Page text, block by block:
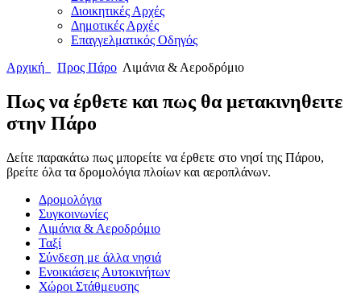
Διοικητικές Αρχές
Δημοτικές Αρχές
Επαγγελματικός Οδηγός
Αρχική
Προς Πάρο Λιμάνια & Αεροδρόμιο
Πως να έρθετε και πως θα μετακινηθειτε
στην Πάρο
Δείτε παρακάτω πως μπορείτε να έρθετε στο νησί της Πάρου,
βρείτε όλα τα δρομολόγια πλοίων και αεροπλάνων.
Δρομολόγια
Συγκοινωνίες
Λιμάνια & Αεροδρόμιο
Ταξί
Σύνδεση με άλλα νησιά
Ενοικιάσεις Αυτοκινήτων
Χώροι Στάθμευσης